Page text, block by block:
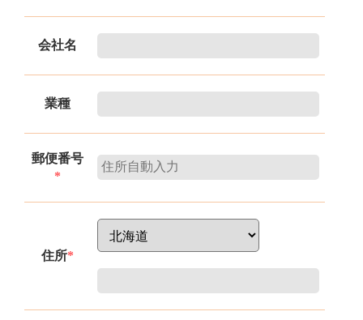
会社名
業種
郵便番号
*
住所*